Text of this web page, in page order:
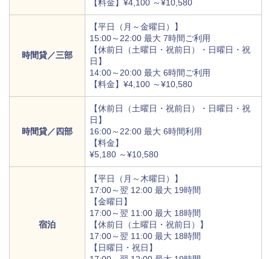
【料金】¥4,100 ～¥10,580
時間貸／三部
【平日（月～金曜日）】
15:00～22:00 最大 7時間ご利用
【休前日（土曜日・祝前日）・日曜日・祝
日】
14:00～20:00 最大 6時間ご利用
【料金】¥4,100 ～¥10,580
時間貸／四部
【休前日（土曜日・祝前日）・日曜日・祝
日】
16:00～22:00 最大 6時間利用
【料金】
¥5,180 ～¥10,580
宿泊
【平日（月～木曜日）】
17:00～翌 12:00 最大 19時間
【金曜日】
17:00～翌 11:00 最大 18時間
【休前日（土曜日・祝前日）】
17:00～翌 11:00 最大 18時間
【日曜日・祝日】